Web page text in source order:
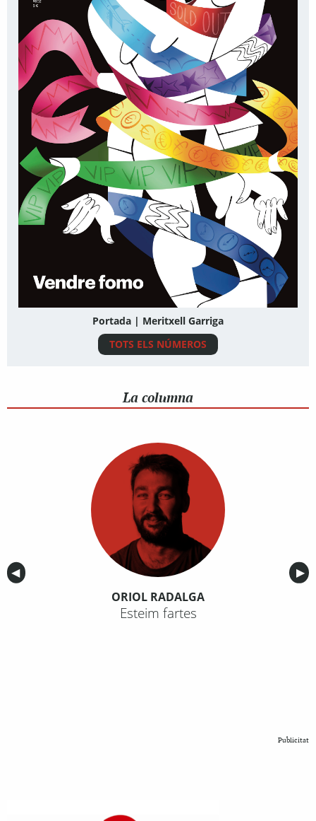
Portada | Meritxell Garriga
TOTS ELS NÚMEROS
La columna
Anterior
◀︎ ▶︎
ORIOL RADALGA
Esteim fartes
Publicitat